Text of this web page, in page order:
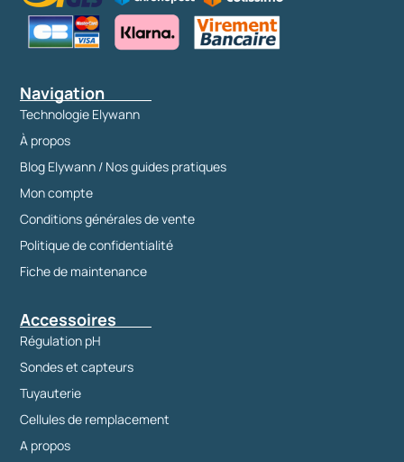
Navigation
Technologie Elywann
À propos
Blog Elywann / Nos guides pratiques
Mon compte
Conditions générales de vente
Politique de confidentialité
Fiche de maintenance
Accessoires
Régulation pH
Sondes et capteurs
Tuyauterie
Cellules de remplacement
A propos